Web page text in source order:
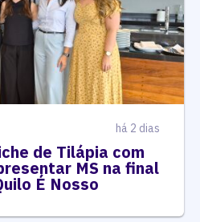
há 2 dias
de Tilápia com
MS na final
É Nosso